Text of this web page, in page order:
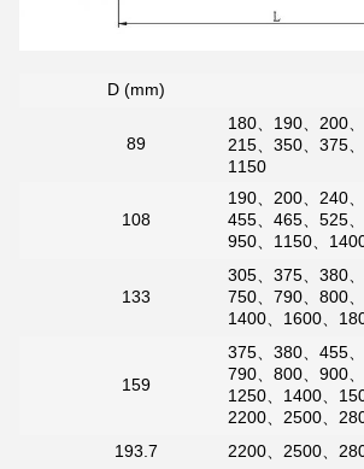
Deja un
¡Te llamaremos
D (mm)
89
180、190、200
215、350、375
1150
108
190、200、240
455、465、525
950、1150、
133
305、375、380
750、790、800
1400、1600、
159
375、380、455
790、800、900
1250、1400、
2200、2500、
193.7
2200、2500、